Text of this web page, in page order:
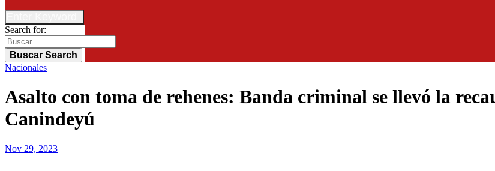
Search for:
Buscar Search
Nacionales
Asalto con toma de rehenes: Banda criminal se llevó la
Canindeyú
Nov 29, 2023